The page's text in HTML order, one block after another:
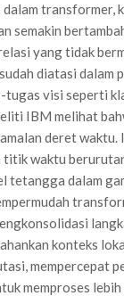
dalam transformer,
semakin
yang tidak
diatasi dalam
visi seperti
IBM melihat
deret
titik waktu
tetangga dalam
konteks
mempercepat
memproses